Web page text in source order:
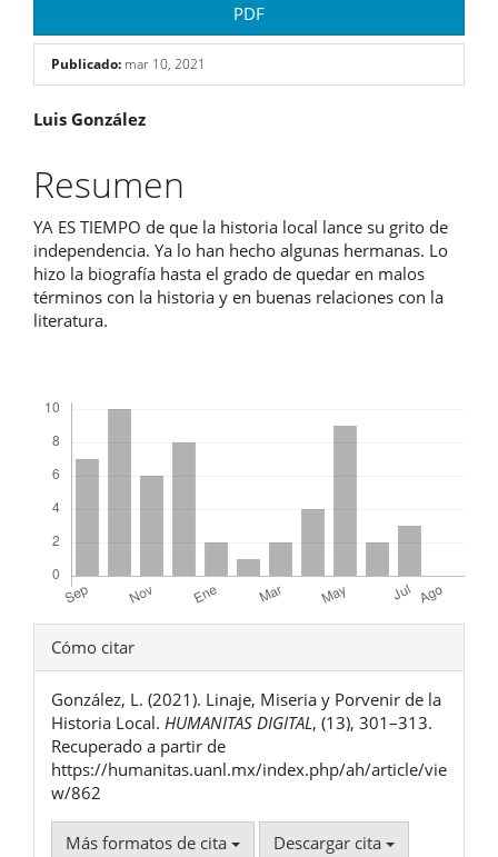
PDF
Publicado: mar 10, 2021
Contenido
principal
del
artículo
Luis González
Resumen
YA ES TIEMPO de que la historia local lance su grito de
independencia. Ya lo han hecho algunas hermanas. Lo
hizo la biografía hasta el grado de quedar en malos
términos con la historia y en buenas relaciones con la
literatura.
Detalles
del
artículo
Cómo citar
González, L. (2021). Linaje, Miseria y Porvenir de la
Historia Local. HUMANITAS DIGITAL, (13), 301–313.
Recuperado a partir de
https://humanitas.uanl.mx/index.php/ah/article/vie
w/862
Más formatos de cita Descargar cita